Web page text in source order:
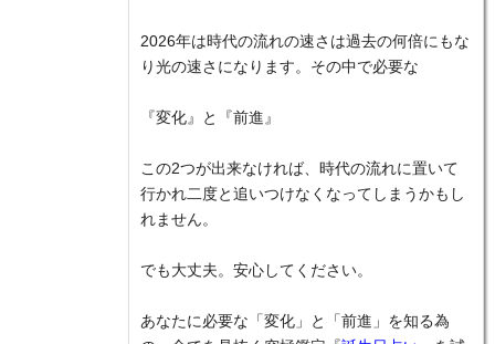
2026年は時代の流れの速さは過去の何倍にもな
り光の速さになります。その中で必要な
『変化』と『前進』
この2つが出来なければ、時代の流れに置いて
行かれ二度と追いつけなくなってしまうかもし
れません。
でも大丈夫。安心してください。
あなたに必要な「変化」と「前進」を知る為